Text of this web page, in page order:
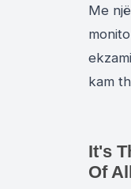
Me
kam